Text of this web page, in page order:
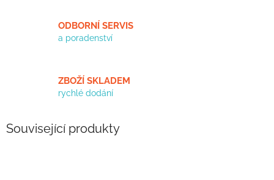
ODBORNÍ SERVIS
a poradenství
ZBOŽÍ SKLADEM
rychlé dodání
Související produkty